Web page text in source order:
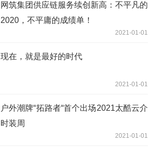
网筑集团供应链服务续创新高：不平凡的
2020，不平庸的成绩单！
2021-01-01
现在，就是最好的时代
2021-01-01
户外潮牌“拓路者“首个出场2021太酷云介
时装周
2021-01-01